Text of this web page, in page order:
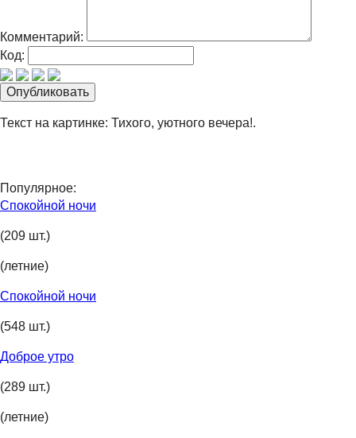
Комментарий:
Код:
Текст на картинке: Тихого, уютного вечера!.
Популярное:
Спокойной ночи
(209 шт.)
(летние)
Спокойной ночи
(548 шт.)
Доброе утро
(289 шт.)
(летние)